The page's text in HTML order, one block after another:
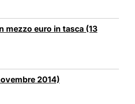
mezzo euro in tasca (13
2014)